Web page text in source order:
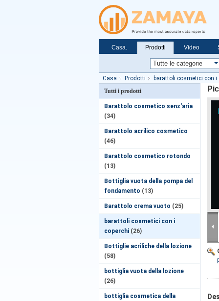
Casa. Prodotti Video
Casa Prodotti barattoli cosmetici con i
Tutti i prodotti
Barattolo cosmetico senz'aria
(34)
Barattolo acrilico cosmetico
(46)
Barattolo cosmetico rotondo
(13)
Bottiglia vuota della pompa del
fondamento (13)
Barattolo crema vuoto (25)
barattoli cosmetici con i
coperchi (26)
Bottiglie acriliche della lozione
(58)
bottiglia vuota della lozione
(26)
bottiglia cosmetica della